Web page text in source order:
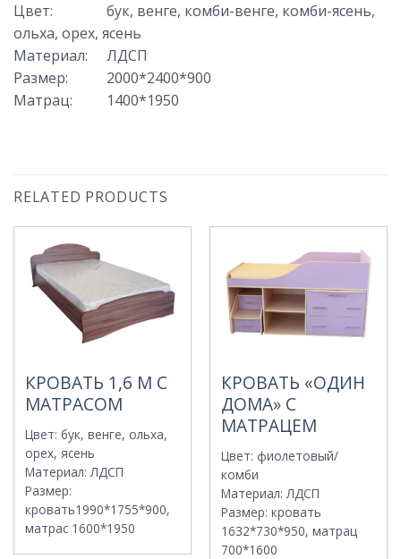
Цвет:
бук, венге, комби-венге, комби-ясень,
ольха, орех, ясень
Материал:
ЛДСП
Размер:
2000*2400*900
Матрац: 1400*1950
RELATED PRODUCTS
КРОВАТЬ 1,6 М С
МАТРАСОМ
Цвет:бук, венге, ольха,
орех, ясень
Материал: ЛДСП
Размер:
кровать1990*1755*900,
матрас 1600*1950
КРОВАТЬ «ОДИН
ДОМА» С
МАТРАЦЕМ
Цвет: фиолетовый/
комби
Материал: ЛДСП
Размер:кровать
1632*730*950, матрац
700*1600